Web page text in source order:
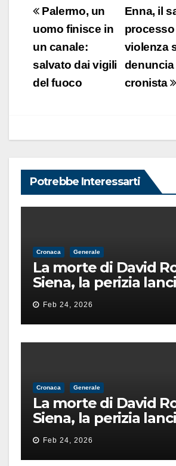
Navigazione
articoli
Enna, il
violenza
denuncia
cronista
Palermo, un
uomo finisce in
un canale:
salvato dai vigili
del fuoco
Potrebbe Interessarti
Cronaca Generale
La morte di David
Siena, la perizia
pista di
finita male
Feb 24, 2026
Cronaca Generale
La morte di David
Siena, la perizia
pista di
finita male
Feb 24, 2026